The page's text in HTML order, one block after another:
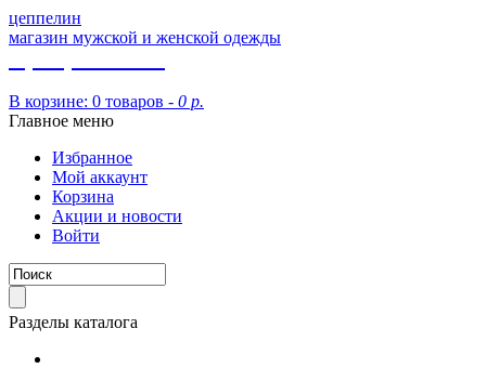
цеппелин
магазин мужской и женской одежды
В корзине: 0 товаров - 0 р.
Главное меню
Избранное
Мой аккаунт
Корзина
Акции и новости
Войти
Разделы каталога